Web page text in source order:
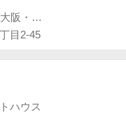
ユニバーサルシティ駅 (新大阪・江坂・茨木・高槻)
目2-45
ハウス